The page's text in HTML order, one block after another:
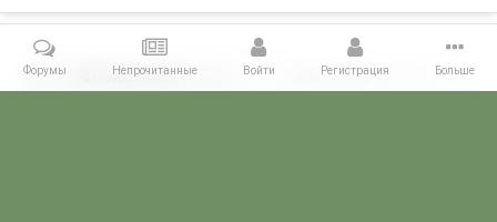
Поделиться Подписчики 0
Форумы Непрочитанные Войти Регистрация Больше